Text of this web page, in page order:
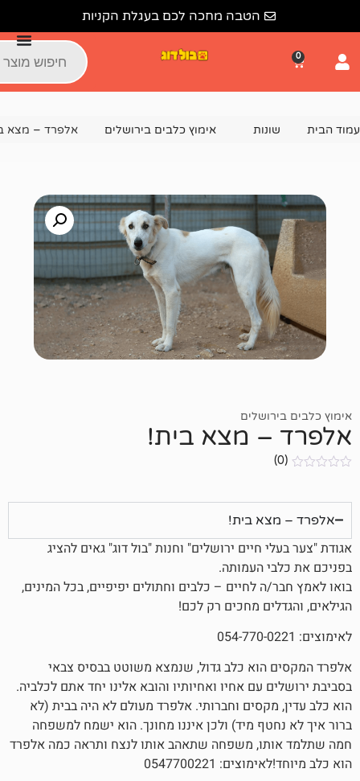
הטבה מחכה לכם בעגלת הקניות
אימוץ כלבים בירושלים אלפרד – מצא בית!
מצא בית!
בית!
חיים ירושלים" וחנות "בול דוג" גאים להציג
העמותה.
לחיים – כלבים וחתולים יפיפיים, בכל המינים,
מחכים רק לכם!
כלב גדול, שנמצא משוטט בבסיס צבאי
עם אחיו ואחיותיו והובא אלינו יחד אתם לכלביה.
וחברותי. אלפרד מעולם לא היה בבית (לא
מיד) ולכן איננו מחונך. הוא ישמח למשפחה
משפחה שתאהב אותו לנצח ותראה כמה אלפרד
0547700221